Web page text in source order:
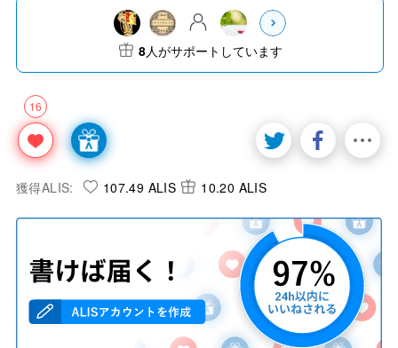
16
8人がサポートしています
獲得ALIS: 107.49 ALIS 10.20 ALIS